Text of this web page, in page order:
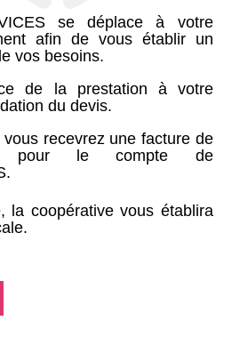
se déplace à votre
afin de vous établir un
vos besoins.
de la prestation à votre
du devis.
recevrez une facture de
pour le compte de
la coopérative vous établira